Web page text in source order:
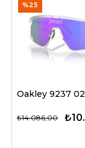
₺14.086,00
%25